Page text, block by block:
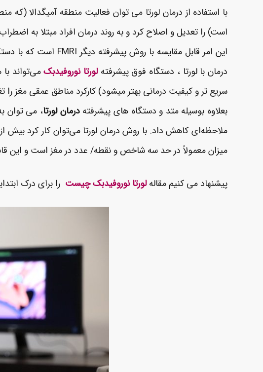
با استفاده از درمان لورتا می توان فعالیت منطقه
است) را تعدیل و اصلاح کرد و به روند درمان افراد مبتلا به
درمان با لورتا ، دستگاه فوق پیشرفتهلورتا نوروفیدبک
سریع تر و کیفیت درمانی بهتر میشود) کارکرد مناطق عمقی مغز را
بعلاوه بوسیله متد و دستگاه های پیشرفتهدرمان لورتا، می توان
میزان معمولاً در حد سه شاخص و نقطه/ عدد در مغز است و این
پیشنهاد می کنیم مقالهلورتا نوروفیدبک چیست را برای درک